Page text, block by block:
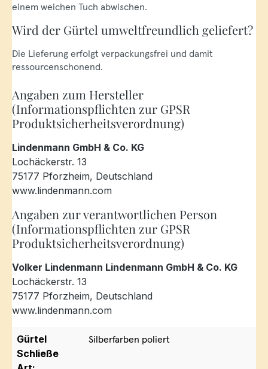
einem weichen Tuch abwischen.
Wird der Gürtel umweltfreundlich geliefert?
Die Lieferung erfolgt verpackungsfrei und damit
ressourcenschonend.
Angaben zum Hersteller
(Informationspflichten zur GPSR
Produktsicherheitsverordnung)
Lindenmann GmbH & Co. KG
Lochäckerstr. 13
75177 Pforzheim, Deutschland
www.lindenmann.com
Angaben zur verantwortlichen Person
(Informationspflichten zur GPSR
Produktsicherheitsverordnung)
Volker Lindenmann Lindenmann GmbH & Co. KG
Lochäckerstr. 13
75177 Pforzheim, Deutschland
www.lindenmann.com
Gürtel
Schließe
Silberfarben poliert